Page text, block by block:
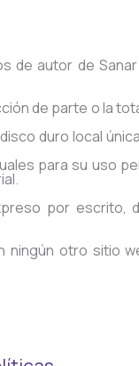
de autor de
de parte o la
duro local
para su uso
por escrito,
ningún otro sitio